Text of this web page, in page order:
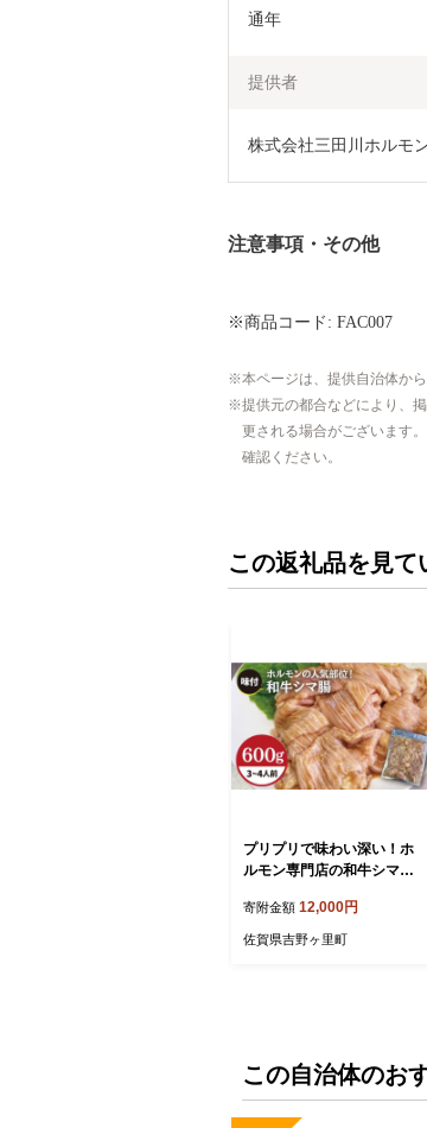
通年
提供者
株式会社三田川ホルモ
注意事項・その他
※商品コード: FAC007
本ページは、提供自治体か
提供元の都合などにより、
更される場合がございます
確認ください。
この返礼品を見て
プリプリで味わい深い！ホ
ルモン専門店の和牛シマ腸6
ホルモン専門店】吉野ヶ里
町 [FAC008]
寄附金額 12,000円
佐賀県吉野ヶ里町
この自治体のお